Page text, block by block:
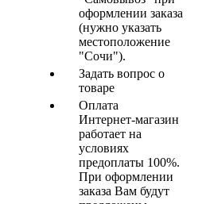
оформлении заказа
(нужно указать
местоположение
"Сочи").
Задать вопрос о
товаре
Оплата
Интернет-магазин
работает на
условиях
предоплаты 100%.
При оформлении
заказа Вам будут